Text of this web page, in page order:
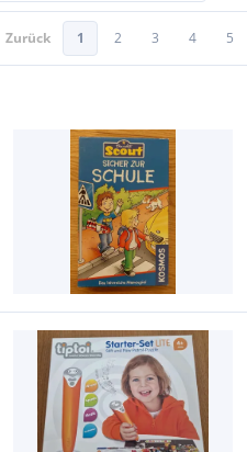
Zurück 1 2 3 4 5